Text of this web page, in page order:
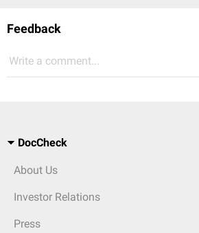
Feedback
Write a comment...
DocCheck
About Us
Investor Relations
Press